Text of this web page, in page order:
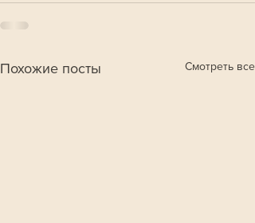
Похожие посты Смотреть все